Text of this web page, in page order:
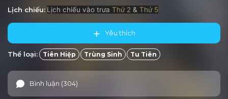
Lịch chiếu: Lịch chiếu vào trưa Thứ 2 & Thứ 5
Yêu thích
Thể loại: Tiên Hiệp Trùng Sinh Tu Tiên
Bình luận (304)